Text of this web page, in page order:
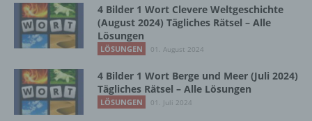
4 Bilder 1 Wort Clevere Weltgeschichte
(August 2024) Tägliches Rätsel – Alle
Lösungen
LÖSUNGEN 01. August 2024
4 Bilder 1 Wort Berge und Meer (Juli 2024)
Tägliches Rätsel – Alle Lösungen
LÖSUNGEN 01. Juli 2024
Bereitstellung, den Abgleich oder die
Verknüpfung, die Einschränkung, das
Löschen oder die Vernichtung.
d) Einschränkung der Verarbeitung
Einschränkung der Verarbeitung ist die